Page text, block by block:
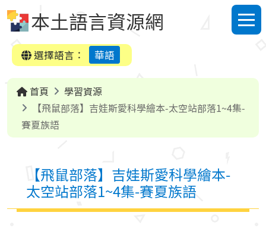
本土語言資源網
選單
選擇語言：
華語
首頁
學習資源
【飛鼠部落】吉娃斯愛科學繪本-太空站部落1~4集-
賽夏族語
【飛鼠部落】吉娃斯愛科學繪本-
太空站部落1~4集-賽夏族語